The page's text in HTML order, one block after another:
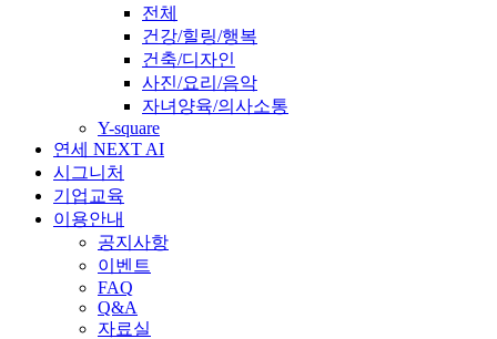
전체
건강/힐링/행복
건축/디자인
사진/요리/음악
자녀양육/의사소통
Y-square
연세 NEXT AI
시그니처
기업교육
이용안내
공지사항
이벤트
FAQ
Q&A
자료실